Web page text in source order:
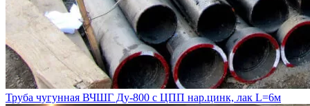
Труба чугунная ВЧШГ Ду-800 с ЦПП нар.цинк, лак L=6м